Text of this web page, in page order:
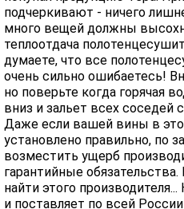
подчеркивают - ничего
много вещей должны
теплоотдача
думаете, что все
очень сильно ошибаетесь!
но поверьте когда горячая
вниз и зальет всех соседей
Даже если вашей вины в
установлено правильно, по
возместить ущерб
гарантийные
найти этого
и поставляет по всей